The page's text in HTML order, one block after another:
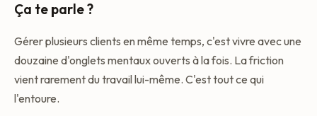
Ça te parle ?
Gérer plusieurs clients en même temps, c'est vivre avec une
douzaine d'onglets mentaux ouverts à la fois. La friction
vient rarement du travail lui-même. C'est tout ce qui
l'entoure.